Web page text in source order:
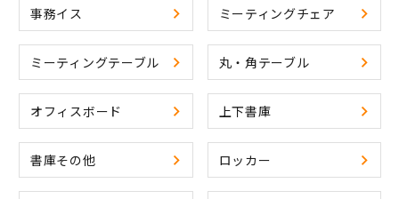
事務イス ミーティングチェア
ミーティングテーブル 丸・角テーブル
オフィスボード 上下書庫
書庫その他 ロッカー